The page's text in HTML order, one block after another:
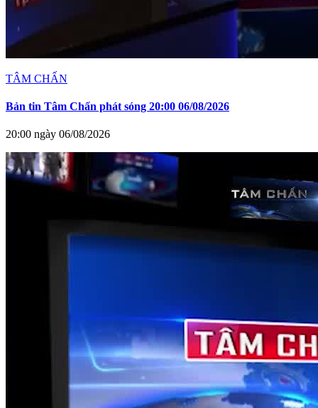
TÂM CHẤN
Bản tin Tâm Chấn phát sóng 20:00 06/08/2026
20:00 ngày 06/08/2026